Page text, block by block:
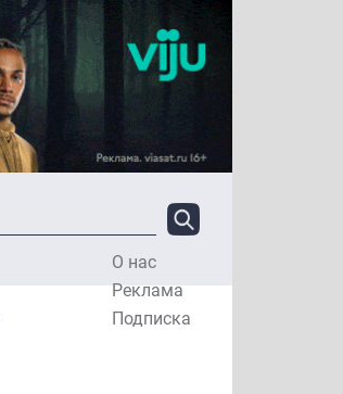
О нас
Реклама
Подписка